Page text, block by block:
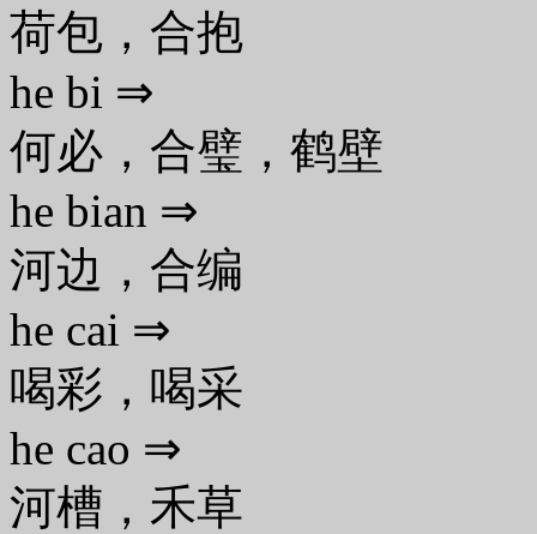
荷包，合抱
he bi ⇒
何必，合璧，鹤壁
he bian ⇒
河边，合编
he cai ⇒
喝彩，喝采
he cao ⇒
河槽，禾草